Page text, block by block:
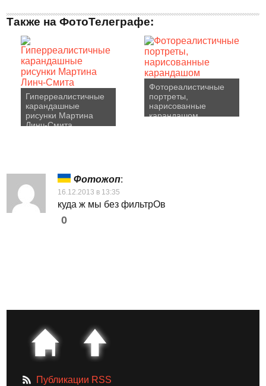
Также на ФотоТелеграфе:
Гиперреалистичные
карандашные
рисунки Мартина
Линч-Смита
Фотореалистичные
портреты,
нарисованные
карандашом
Фотожоп:
16.12.2013 в 13:35
куда ж мы без фильтрОв
0
Публикации RSS